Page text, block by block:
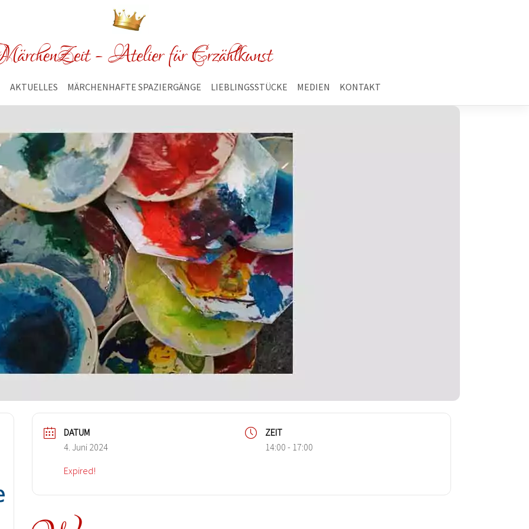
- Atelier für Erzählkunst
AKTUELLES MÄRCHENHAFTE SPAZIERGÄNGE LIEBLINGSSTÜCKE MEDIEN KONTAKT
DATUM
4. Juni 2024
Expired!
ZEIT
14:00 - 17:00